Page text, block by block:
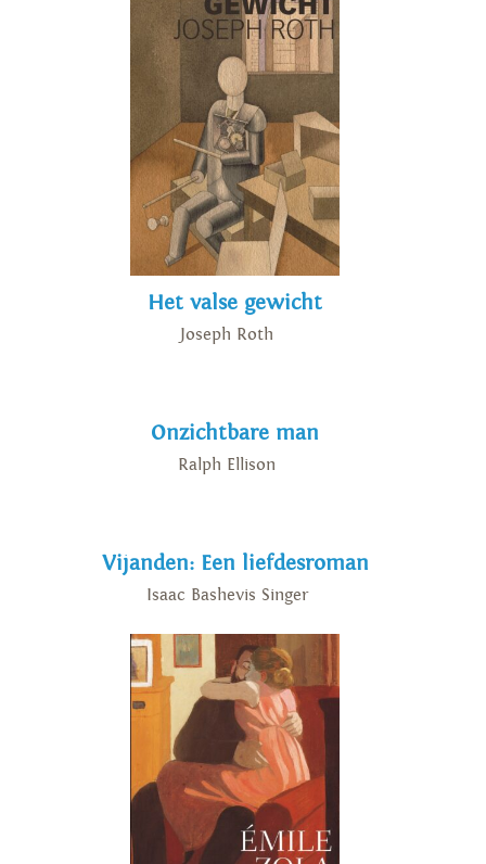
Het valse gewicht
Joseph Roth
Onzichtbare man
Ralph Ellison
Vijanden: Een liefdesroman
Isaac Bashevis Singer